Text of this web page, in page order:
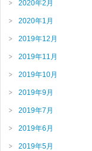
2020年2月
2020年1月
2019年12月
2019年11月
2019年10月
2019年9月
2019年7月
2019年6月
2019年5月